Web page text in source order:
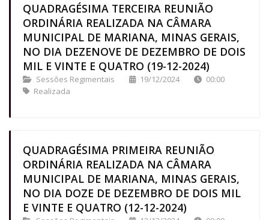
QUADRAGÉSIMA TERCEIRA REUNIÃO
ORDINÁRIA REALIZADA NA CÂMARA
MUNICIPAL DE MARIANA, MINAS GERAIS,
NO DIA DEZENOVE DE DEZEMBRO DE DOIS
MIL E VINTE E QUATRO (19-12-2024)
Sessões Regimentais 19/12/2024
00:00
Realizada
QUADRAGÉSIMA PRIMEIRA REUNIÃO
ORDINÁRIA REALIZADA NA CÂMARA
MUNICIPAL DE MARIANA, MINAS GERAIS,
NO DIA DOZE DE DEZEMBRO DE DOIS MIL
E VINTE E QUATRO (12-12-2024)